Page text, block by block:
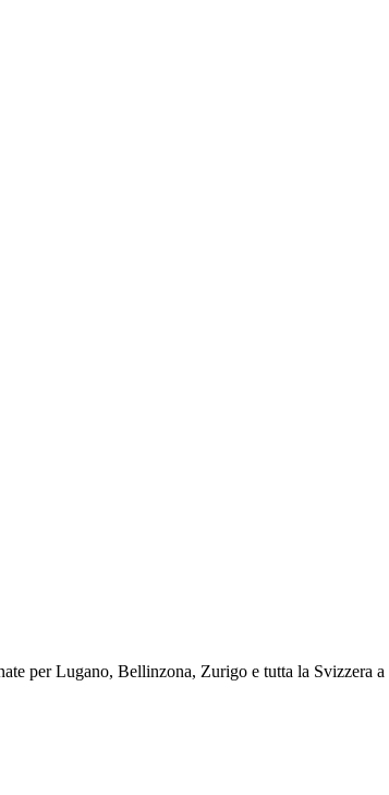
per Lugano, Bellinzona, Zurigo e tutta la Svizzera